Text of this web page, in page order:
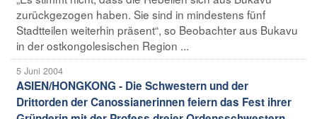
zurückgezogen haben. Sie sind in mindestens fünf
Stadtteilen weiterhin präsent“, so Beobachter aus Bukavu
in der ostkongolesischen Region ...
5 Juni 2004
ASIEN/HONGKONG - Die Schwestern und der
Drittorden der Canossianerinnen feiern das Fest ihrer